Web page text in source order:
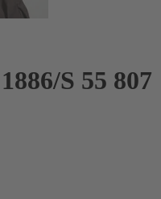
S 55 807